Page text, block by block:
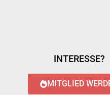
INTERESSE?
MITGLIED